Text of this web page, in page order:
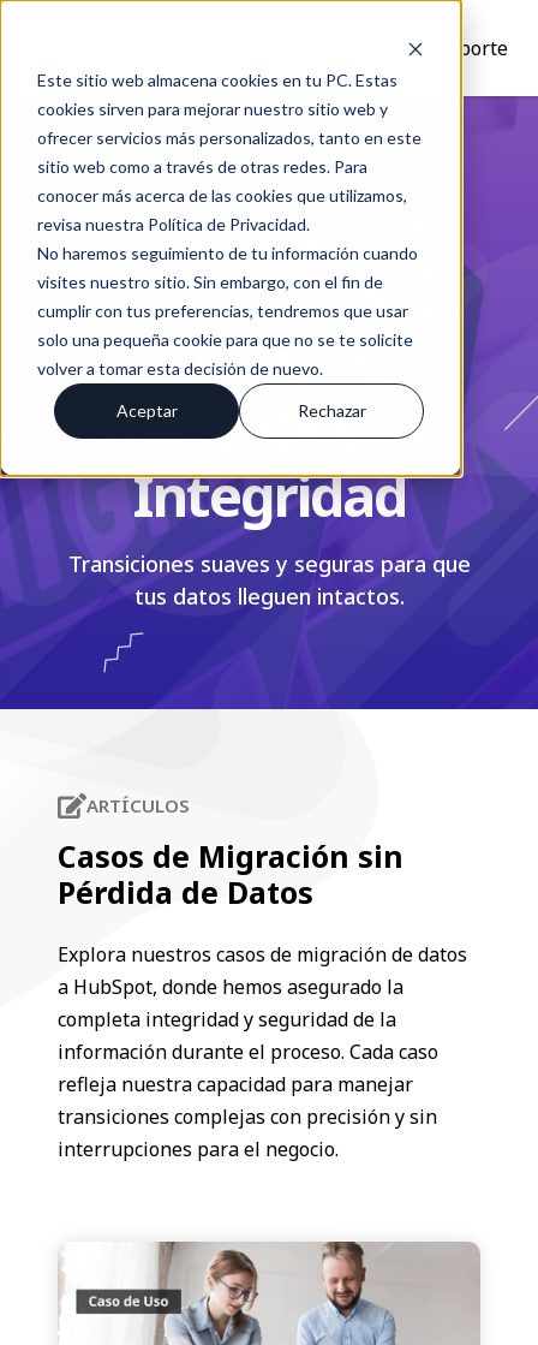
Este sitio web almacena cookies en tu PC. Estas
cookies sirven para mejorar nuestro sitio web y
ofrecer servicios más personalizados, tanto en este
sitio web como a través de otras redes. Para
conocer más acerca de las cookies que utilizamos,
revisa nuestra Política de Privacidad.
No haremos seguimiento de tu información cuando
visites nuestro sitio. Sin embargo, con el fin de
cumplir con tus preferencias, tendremos que usar
solo una pequeña cookie para que no se te solicite
volver a tomar esta decisión de nuevo.
Aceptar Rechazar
Soporte
Migración de
Datos: Casos de
Uso que
Garantizan la
Integridad
Transiciones suaves y seguras para que
tus datos lleguen intactos.
ARTÍCULOS
Casos de Migración sin
Pérdida de Datos
Explora nuestros casos de migración de datos
a HubSpot, donde hemos asegurado la
completa integridad y seguridad de la
información durante el proceso. Cada caso
refleja nuestra capacidad para manejar
transiciones complejas con precisión y sin
interrupciones para el negocio.